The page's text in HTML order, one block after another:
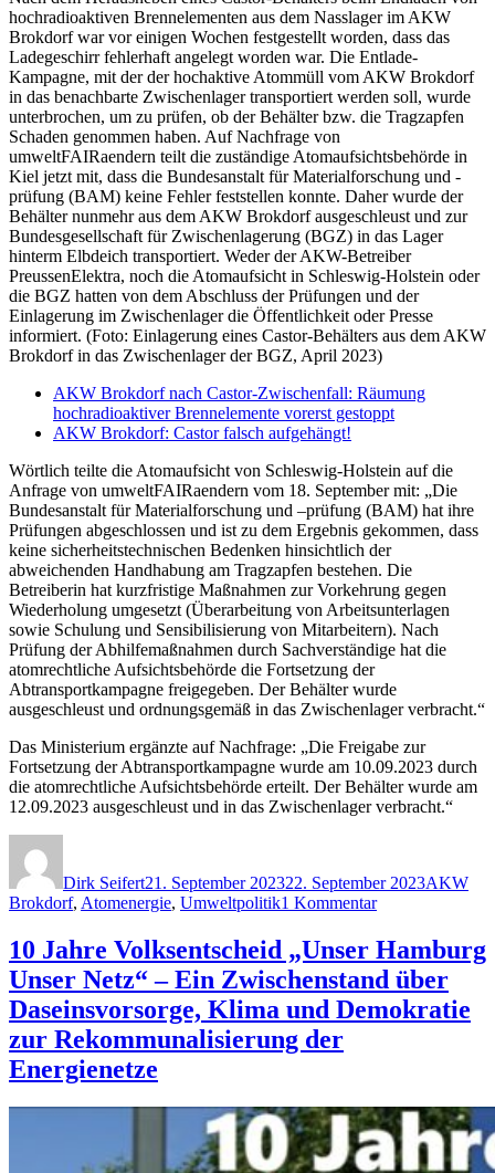
hochradioaktiven Brennelementen aus dem Nasslager im AKW
Brokdorf war vor einigen Wochen festgestellt worden, dass das
Ladegeschirr fehlerhaft angelegt worden war. Die Entlade-
Kampagne, mit der der hochaktive Atommüll vom AKW Brokdorf
in das benachbarte Zwischenlager transportiert werden soll, wurde
unterbrochen, um zu prüfen, ob der Behälter bzw. die Tragzapfen
Schaden genommen haben. Auf Nachfrage von
umweltFAIRaendern teilt die zuständige Atomaufsichtsbehörde in
Kiel jetzt mit, dass die Bundesanstalt für Materialforschung und -
prüfung (BAM) keine Fehler feststellen konnte. Daher wurde der
Behälter nunmehr aus dem AKW Brokdorf ausgeschleust und zur
Bundesgesellschaft für Zwischenlagerung (BGZ) in das Lager
hinterm Elbdeich transportiert. Weder der AKW-Betreiber
PreussenElektra, noch die Atomaufsicht in Schleswig-Holstein oder
die BGZ hatten von dem Abschluss der Prüfungen und der
Einlagerung im Zwischenlager die Öffentlichkeit oder Presse
informiert. (Foto: Einlagerung eines Castor-Behälters aus dem AKW
Brokdorf in das Zwischenlager der BGZ, April 2023)
AKW Brokdorf nach Castor-Zwischenfall: Räumung
hochradioaktiver Brennelemente vorerst gestoppt
AKW Brokdorf: Castor falsch aufgehängt!
Wörtlich teilte die Atomaufsicht von Schleswig-Holstein auf die
Anfrage von umweltFAIRaendern vom 18. September mit: „Die
Bundesanstalt für Materialforschung und –prüfung (BAM) hat ihre
Prüfungen abgeschlossen und ist zu dem Ergebnis gekommen, dass
keine sicherheitstechnischen Bedenken hinsichtlich der
abweichenden Handhabung am Tragzapfen bestehen. Die
Betreiberin hat kurzfristige Maßnahmen zur Vorkehrung gegen
Wiederholung umgesetzt (Überarbeitung von Arbeitsunterlagen
sowie Schulung und Sensibilisierung von Mitarbeitern). Nach
Prüfung der Abhilfemaßnahmen durch Sachverständige hat die
atomrechtliche Aufsichtsbehörde die Fortsetzung der
Abtransportkampagne freigegeben. Der Behälter wurde
ausgeschleust und ordnungsgemäß in das Zwischenlager verbracht.“
Das Ministerium ergänzte auf Nachfrage: „Die Freigabe zur
Fortsetzung der Abtransportkampagne wurde am 10.09.2023 durch
die atomrechtliche Aufsichtsbehörde erteilt. Der Behälter wurde am
12.09.2023 ausgeschleust und in das Zwischenlager verbracht.“
Dirk Seifert21. September 202322. September 2023AKW
Brokdorf, Atomenergie, Umweltpolitik1 Kommentarzu
Brokdorf:
Castorbehälter
mit
Atommüll
10 Jahre Volksentscheid „Unser Hamburg
Unser Netz“ – Ein Zwischenstand über
Daseinsvorsorge, Klima und Demokratie
zur Rekommunalisierung der
Energienetze